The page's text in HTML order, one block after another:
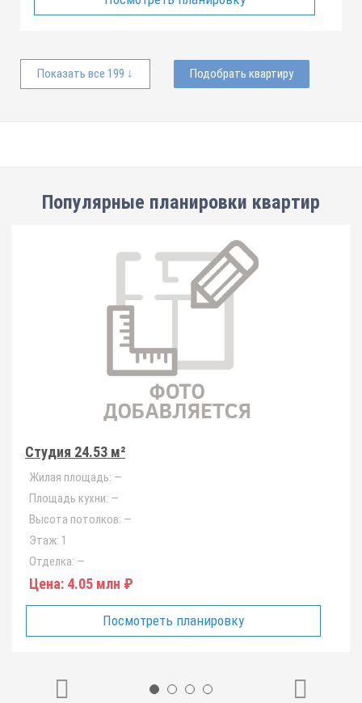
Показать все 199 ↓ Подобрать квартиру
Популярные планировки квартир
Студия 24.53 м²
Жилая площадь: —
Площадь кухни: —
Высота потолков: —
Этаж: 1
Отделка: —
Цена: 4.05 млн ₽
Посмотреть планировку